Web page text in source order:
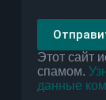
Этот сайт
спамом.
данные